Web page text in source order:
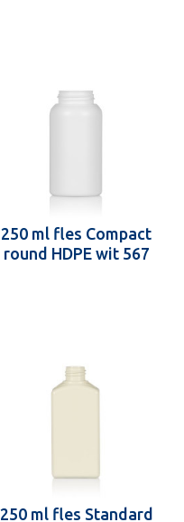
250 ml fles Compact
round HDPE wit 567
250 ml fles Standard